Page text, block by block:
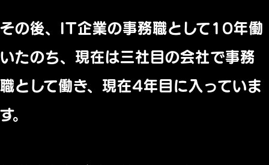
その後、IT企業の事務職として10年働
いたのち、 現在は三社目の会社で事務
職として働き、 現在4年目に入っていま
す。